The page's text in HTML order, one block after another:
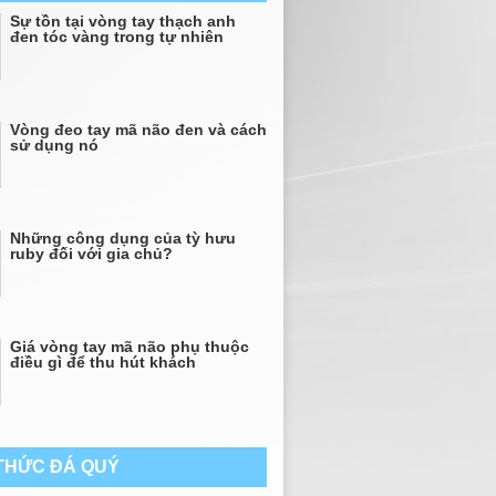
Sự tồn tại vòng tay thạch anh
đen tóc vàng trong tự nhiên
Vòng đeo tay mã não đen và cách
sử dụng nó
Những công dụng của tỳ hưu
ruby đối với gia chủ?
Giá vòng tay mã não phụ thuộc
điều gì để thu hút khách
ĐÁ QUÝ